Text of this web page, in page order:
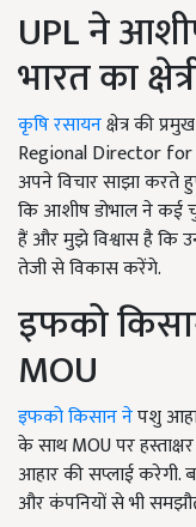
UPL ने
भारत का
कृषि रसायनक्षेत्र की
Regional Director for
अपने विचार साझा करते
कि आशीष डोभाल ने कई
हैं और मुझे विश्वास है कि
तेजी से विकास करेंगे.
इफको
MOU
इफको किसान नेपशु
के साथ MOU पर
आहार की सप्लाई
और कंपनियों से भी